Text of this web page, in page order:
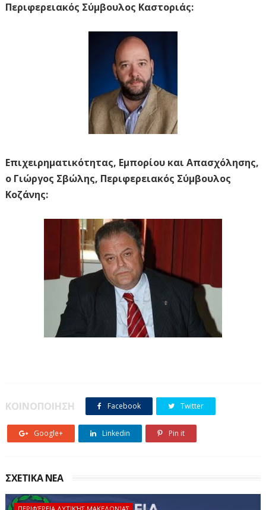
Περιφερειακός Σύμβουλος Καστοριάς:
Επιχειρηματικότητας, Εμπορίου και Απασχόλησης,
ο Γιώργος Σβώλης, Περιφερειακός Σύμβουλος
Κοζάνης:
ΚΟΙΝΟΠΟΙΗΣΗ Facebook Twitter
Google+ Linkedin Pin it
ΣΧΕΤΙΚΑ ΝΕΑ